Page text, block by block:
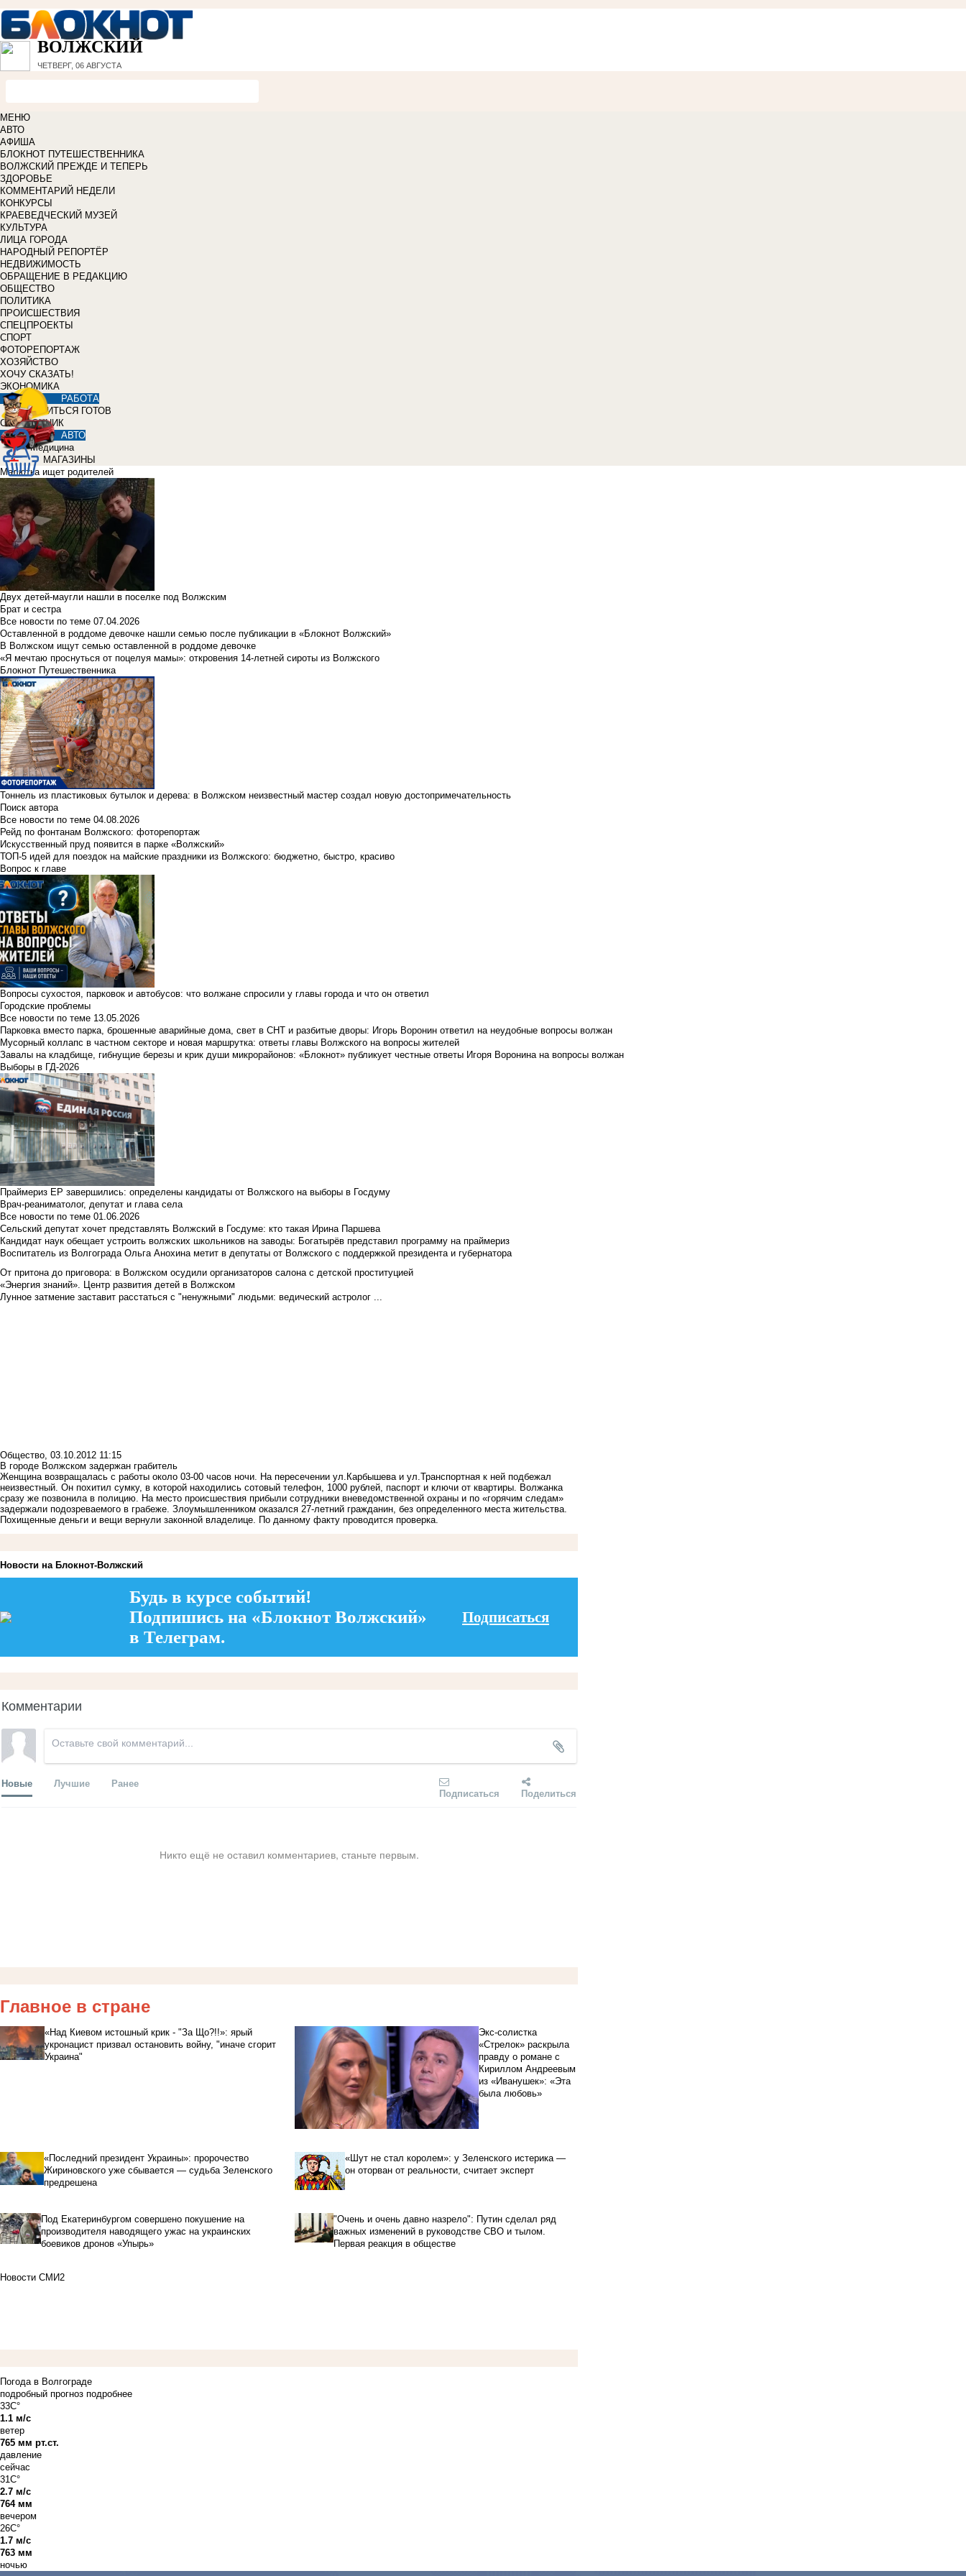
ВОЛЖСКИЙ
ЧЕТВЕРГ, 06 АВГУСТА
МЕНЮ
АВТО
АФИША
БЛОКНОТ ПУТЕШЕСТВЕННИКА
ВОЛЖСКИЙ ПРЕЖДЕ И ТЕПЕРЬ
ЗДОРОВЬЕ
КОММЕНТАРИЙ НЕДЕЛИ
КОНКУРСЫ
КРАЕВЕДЧЕСКИЙ МУЗЕЙ
КУЛЬТУРА
ЛИЦА ГОРОДА
НАРОДНЫЙ РЕПОРТЁР
НЕДВИЖИМОСТЬ
ОБРАЩЕНИЕ В РЕДАКЦИЮ
ОБЩЕСТВО
ПОЛИТИКА
ПРОИСШЕСТВИЯ
СПЕЦПРОЕКТЫ
СПОРТ
ФОТОРЕПОРТАЖ
ХОЗЯЙСТВО
ХОЧУ СКАЗАТЬ!
ЭКОНОМИКА
РАБОТА
УЧИТЬСЯ ГОТОВ
СПРАВОЧНИК
АВТО
Медицина
МАГАЗИНЫ
Малютка ищет родителей
Двух детей-маугли нашли в поселке под Волжским
Брат и сестра
Все новости по теме 07.04.2026
Оставленной в роддоме девочке нашли семью после публикации в «Блокнот Волжский»
В Волжском ищут семью оставленной в роддоме девочке
«Я мечтаю проснуться от поцелуя мамы»: откровения 14-летней сироты из Волжского
Блокнот Путешественника
Тоннель из пластиковых бутылок и дерева: в Волжском неизвестный мастер создал новую достопримечательность
Поиск автора
Все новости по теме 04.08.2026
Рейд по фонтанам Волжского: фоторепортаж
Искусственный пруд появится в парке «Волжский»
ТОП-5 идей для поездок на майские праздники из Волжского: бюджетно, быстро, красиво
Вопрос к главе
Вопросы сухостоя, парковок и автобусов: что волжане спросили у главы города и что он ответил
Городские проблемы
Все новости по теме 13.05.2026
Парковка вместо парка, брошенные аварийные дома, свет в СНТ и разбитые дворы: Игорь Воронин ответил на неудобные вопросы волжан
Мусорный коллапс в частном секторе и новая маршрутка: ответы главы Волжского на вопросы жителей
Завалы на кладбище, гибнущие березы и крик души микрорайонов: «Блокнот» публикует честные ответы Игоря Воронина на вопросы волжан
Выборы в ГД-2026
Праймериз ЕР завершились: определены кандидаты от Волжского на выборы в Госдуму
Врач-реаниматолог, депутат и глава села
Все новости по теме 01.06.2026
Сельский депутат хочет представлять Волжский в Госдуме: кто такая Ирина Паршева
Кандидат наук обещает устроить волжских школьников на заводы: Богатырёв представил программу на праймериз
Воспитатель из Волгограда Ольга Анохина метит в депутаты от Волжского с поддержкой президента и губернатора
От притона до приговора: в Волжском осудили организаторов салона с детской проституцией
«Энергия знаний». Центр развития детей в Волжском
Лунное затмение заставит расстаться с "ненужными" людьми: ведический астролог ...
Общество, 03.10.2012 11:15
В городе Волжском задержан грабитель
Женщина возвращалась с работы около 03-00 часов ночи. На пересечении ул.Карбышева и ул.Транспортная к ней подбежал
неизвестный. Он похитил сумку, в которой находились сотовый телефон, 1000 рублей, паспорт и ключи от квартиры. Волжанка
сразу же позвонила в полицию. На место происшествия прибыли сотрудники вневедомственной охраны и по «горячим следам»
задержали подозреваемого в грабеже. Злоумышленником оказался 27-летний гражданин, без определенного места жительства.
Похищенные деньги и вещи вернули законной владелице. По данному факту проводится проверка.
Новости на Блoкнoт-Волжский
Будь в курсе событий!
Подпишись на «Блокнот Волжский»
в Телеграм.
Подписаться
Комментарии
Новые Лучшие Ранее
Подписаться Поделиться
Никто ещё не оставил комментариев, станьте первым.
Главное в стране
«Над Киевом истошный крик - "За Що?!!»: ярый
укронацист призвал остановить войну, "иначе сгорит
Украина"
Экс-солистка
«Стрелок» раскрыла
правду о романе с
Кириллом Андреевым
из «Иванушек»: «Эта
была любовь»
«Последний президент Украины»: пророчество
Жириновского уже сбывается — судьба Зеленского
предрешена
«Шут не стал королем»: у Зеленского истерика —
он оторван от реальности, считает эксперт
Под Екатеринбургом совершено покушение на
производителя наводящего ужас на украинских
боевиков дронов «Упырь»
"Очень и очень давно назрело": Путин сделал ряд
важных изменений в руководстве СВО и тылом.
Первая реакция в обществе
Новости СМИ2
Погода в Волгограде
подробный прогноз подробнее
33C°
1.1 м/с
ветер
765 мм рт.ст.
давление
сейчас
31C°
2.7 м/с
764 мм
вечером
26C°
1.7 м/с
763 мм
ночью